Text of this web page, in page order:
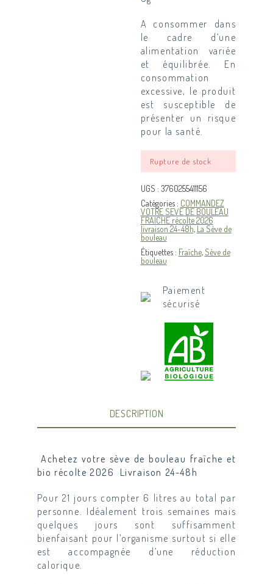
A consommer dans
le cadre d’une
alimentation variée
et équilibrée. En
consommation
excessive, le produit
est susceptible de
présenter un risque
pour la santé.
Rupture de stock
UGS : 3760255411156
Catégories : COMMANDEZ
VOTRE SEVE DE BOULEAU
FRAICHE récolte 2026
livraison 24-48h, La Sève de
bouleau
Étiquettes : Fraîche, Sève de
bouleau
Paiement
sécurisé
DESCRIPTION
Achetez votre sève de bouleau fraîche et
bio récolte 2026 Livraison 24-48h
Pour 21 jours compter 6 litres au total par
personne. Idéalement trois semaines mais
quelques jours sont suffisamment
bienfaisant pour l’organisme surtout si elle
est accompagnée d’une réduction
calorique.